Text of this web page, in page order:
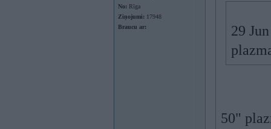
No: Rīga
Ziņojumi: 17948
Braucu ar:
29
50"